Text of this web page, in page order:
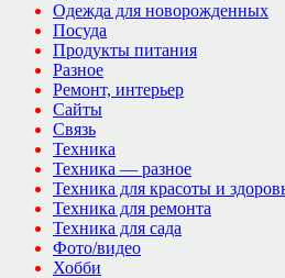
Одежда для новорожденных
Посуда
Продукты питания
Разное
Ремонт, интерьер
Сайты
Связь
Техника
Техника — разное
Техника для красоты и
Техника для ремонта
Техника для сада
Фото/видео
Хобби